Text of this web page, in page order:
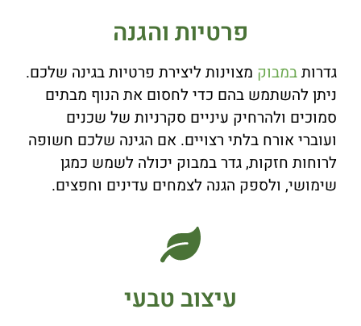
פרטיות והגנה
גדרותבמבוק מצוינות ליצירת פרטיות בגינה שלכם.
ניתן להשתמש בהם כדי לחסום את הנוף מבתים
סמוכים ולהרחיק עיניים סקרניות של שכנים
ועוברי אורח בלתי רצויים. אם הגינה שלכם חשופה
לרוחות חזקות, גדר במבוק יכולה לשמש כמגן
שימושי, ולספק הגנה לצמחים עדינים וחפצים.
עיצוב טבעי